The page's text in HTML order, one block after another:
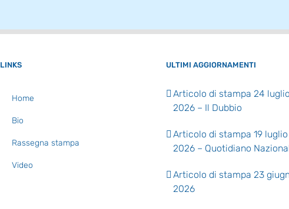
LINKS
Home
Bio
Rassegna stampa
Video
ULTIMI AGGIORNAMENTI
Articolo di stampa 24 luglio
2026 – Il Dubbio
Articolo di stampa 19 luglio
2026 – Quotidiano
Articolo di stampa 23
2026